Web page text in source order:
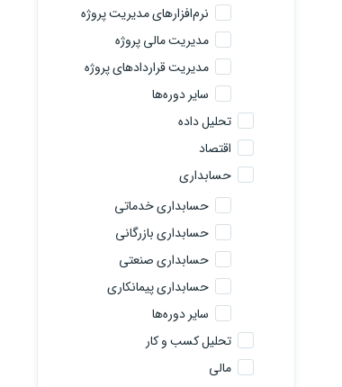
نرم‌افزارهای مدیریت پروژه
مدیریت مالی پروژه
مدیریت قراردادهای پروژه
سایر دوره‌ها
تحلیل داده
اقتصاد
حسابداری
حسابداری خدماتی
حسابداری بازرگانی
حسابداری صنعتی
حسابداری پیمانکاری
سایر دوره‌ها
تحلیل کسب و کار
مالی